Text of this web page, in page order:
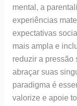
mental, a
experiências
expectativas
mais ampla e
reduzir a pressão
abraçar suas
paradigma é
valorize e apoie